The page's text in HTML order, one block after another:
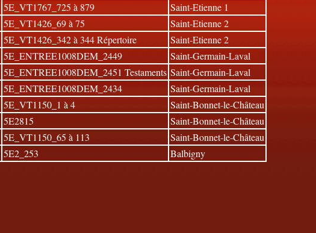
5E_VT1767_725 à 879
Saint-Etienne 1
5E_VT1426_69 à 75
Saint-Etienne 2
5E_VT1426_342 à 344 Répertoire
Saint-Etienne 2
5E_ENTREE1008DEM_2449
Saint-Germain-Laval
5E_ENTREE1008DEM_2451 Testaments Saint-Germain-Laval
5E_ENTREE1008DEM_2434
Saint-Germain-Laval
5E_VT1150_1 à 4
Saint-Bonnet-le-Château
5E2815
Saint-Bonnet-le-Château
5E_VT1150_65 à 113
Saint-Bonnet-le-Château
5E2_253 Balbigny